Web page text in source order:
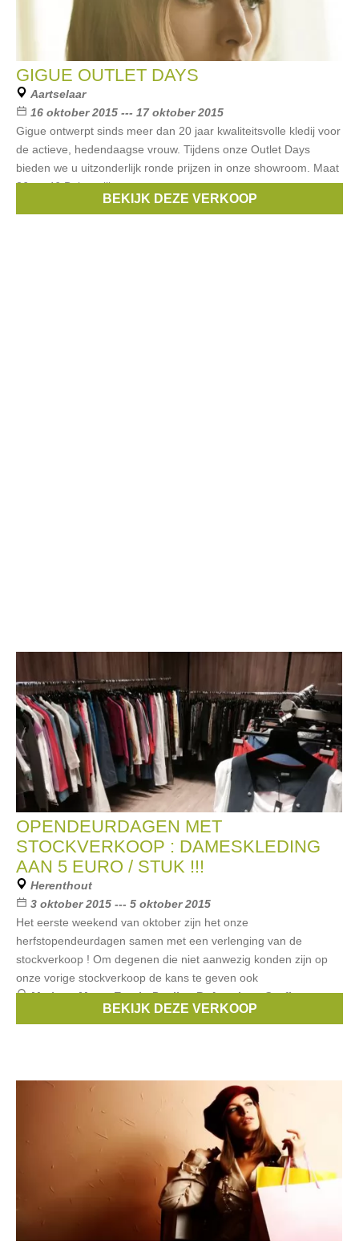
GIGUE OUTLET DAYS
Aartselaar
16 oktober 2015 --- 17 oktober 2015
Gigue ontwerpt sinds meer dan 20 jaar kwaliteitsvolle kledij voor
de actieve, hedendaagse vrouw. Tijdens onze Outlet Days
bieden we u uitzonderlijk ronde prijzen in onze showroom. Maat
36 tot 46 Belangrijk:
GigueBEKIJK DEZE VERKOOP
OPENDEURDAGEN MET
STOCKVERKOOP : DAMESKLEDING
AAN 5 EURO / STUK !!!
Herenthout
3 oktober 2015 --- 5 oktober 2015
Het eerste weekend van oktober zijn het onze
herfstopendeurdagen samen met een verlenging van de
stockverkoop ! Om degenen die niet aanwezig konden zijn op
onze vorige stockverkoop de kans te geven ook
Merken:Mexx,Esprit,Pauline B,American Outfitters,
BEKIJK DEZE VERKOOP